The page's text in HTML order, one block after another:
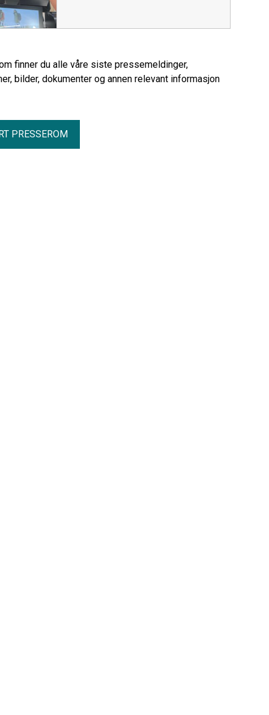
tydelig honnør til alle som har bidratt til å
løfte Sirkus dit vi er i dag. Vi er stolte av
gje
organisasjonen til ensom julefeiring,
sammen utgjør dette over 300 barn. –
«Vi ser at stadig flere familier trenger
mestring og normalitet – ikke bare til jul,
finner du alle våre siste pressemeldinger,
bilder, dokumenter og annen relevant informasjon
PRESSEROM